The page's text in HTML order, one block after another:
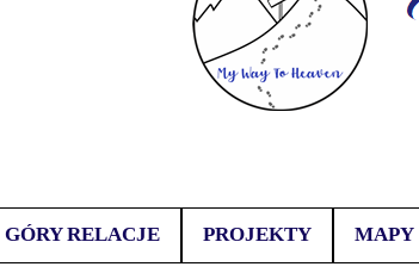
GÓRY RELACJE PROJEKTY MAPY